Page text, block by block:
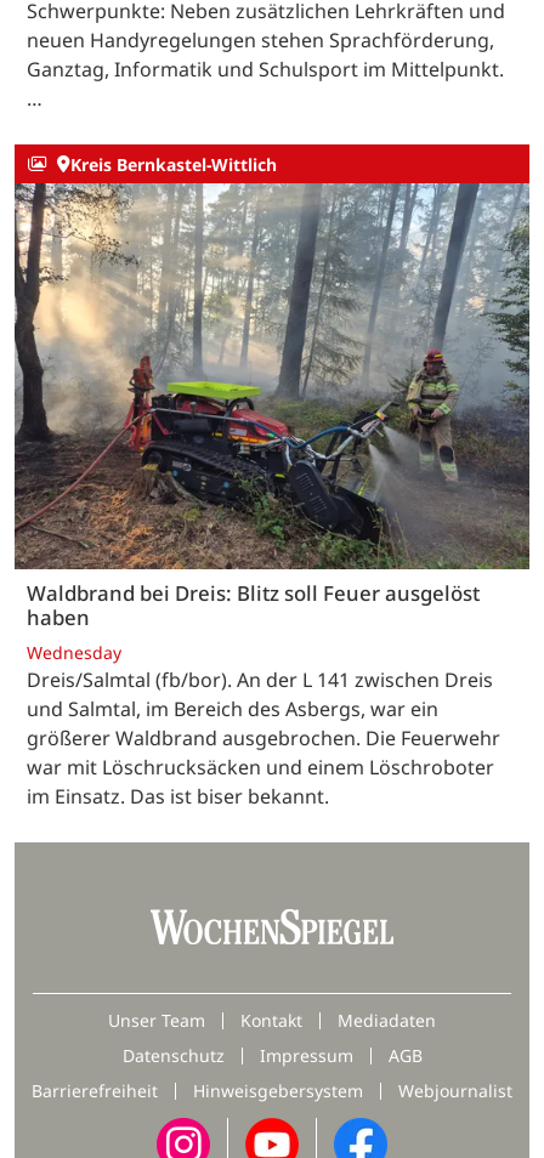
Schwerpunkte: Neben zusätzlichen Lehrkräften und
neuen Handyregelungen stehen Sprachförderung,
Ganztag, Informatik und Schulsport im Mittelpunkt.
…
Kreis Bernkastel-Wittlich
Waldbrand bei Dreis: Blitz soll Feuer ausgelöst
haben
Wednesday
Dreis/Salmtal (fb/bor). An der L 141 zwischen Dreis
und Salmtal, im Bereich des Asbergs, war ein
größerer Waldbrand ausgebrochen. Die Feuerwehr
war mit Löschrucksäcken und einem Löschroboter
im Einsatz. Das ist biser bekannt.
Unser Team Kontakt
Mediadaten
Datenschutz
Impressum
AGB
Barrierefreiheit
Hinweisgebersystem Webjournalist